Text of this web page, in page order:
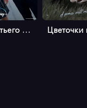
Месть от третьего лица